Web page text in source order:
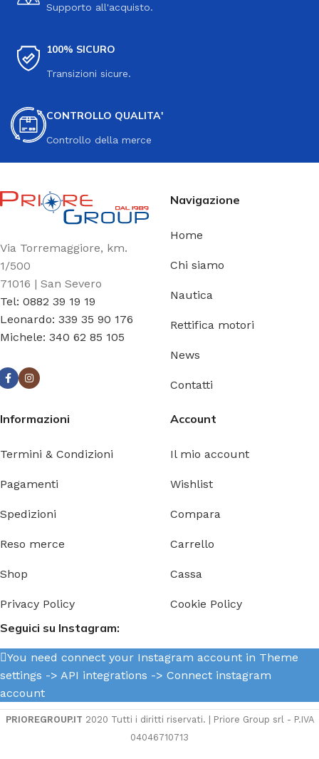
Supporto all'acquisto.
100% SICURO
Transizioni sicure.
CONTROLLO QUALITA'
Controllo della merce
Via Torremaggiore, km.
1/500
71016 | San Severo
Tel: 0882 39 19 19
Leonardo: 339 35 90 176
Michele: 340 62 85 105
Navigazione
Home
Chi siamo
Nautica
Rettifica motori
News
Contatti
Informazioni
Termini & Condizioni
Pagamenti
Spedizioni
Reso merce
Shop
Privacy Policy
Account
Il mio account
Wishlist
Compara
Carrello
Cassa
Cookie Policy
Seguici su Instagram:
You need connect your Instagram account in Theme
settings -> API integrations -> Connect instagram
account
PRIOREGROUP.IT 2020 Tutti i diritti riservati. | Priore Group srl - P.IVA
04046710713